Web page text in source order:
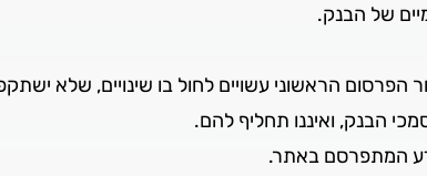
של הבנק.
הראשוני עשויים לחול בו שינויים, שלא
הבנק, ואיננו תחליף להם.
המתפרסם באתר.